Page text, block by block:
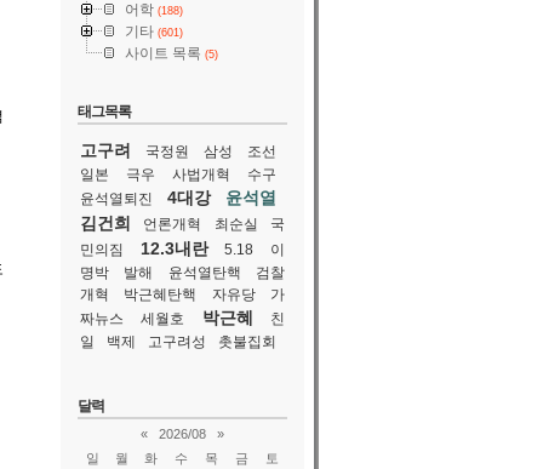
어학 (188)
기타 (601)
사이트 목록 (5)
태그목록
고구려 국정원 삼성
조선
일본
극우 사법개혁
수구
윤석열퇴진
4대강
윤석열
김건희
언론개혁 최순실
국
민의짐
12.3내란 5.18
이
명박
발해 윤석열탄핵
검찰
개혁
박근혜탄핵 자유당
가
짜뉴스
세월호 박근혜
친
일
백제 고구려성 촛불집회
달력
« 2026/08
»
일
월 화 수 목 금
토